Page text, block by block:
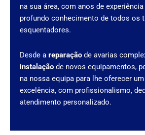
na sua área, com anos de
profundo conhecimento de todos os
esquentadores.
Desde a reparação de avarias
instalação de novos equipamentos,
na nossa equipa para lhe oferecer
excelência, com profissionalismo,
atendimento personalizado.